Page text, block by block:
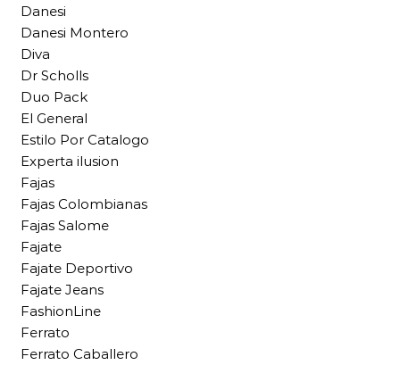
Danesi
Danesi Montero
Diva
Dr Scholls
Duo Pack
El General
Estilo Por Catalogo
Experta ilusion
Fajas
Fajas Colombianas
Fajas Salome
Fajate
Fajate Deportivo
Fajate Jeans
FashionLine
Ferrato
Ferrato Caballero